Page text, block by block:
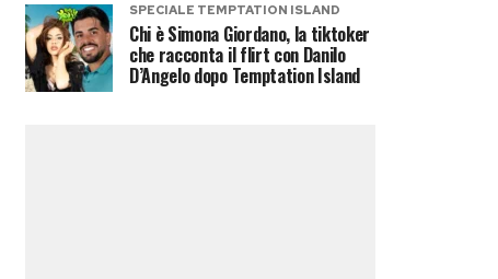
SPECIALE TEMPTATION ISLAND
Chi è Simona Giordano, la tiktoker
che racconta il flirt con Danilo
D’Angelo dopo Temptation Island